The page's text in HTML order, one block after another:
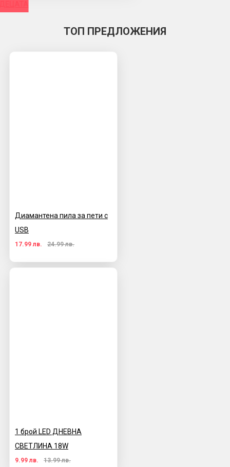
ТОП ПРЕДЛОЖЕНИЯ
Диамантена пила за пети с
USB
17.99 лв. 24.99 лв.
1 брой LED ДНЕВНА
СВЕТЛИНА 18W
9.99 лв. 13.99 лв.